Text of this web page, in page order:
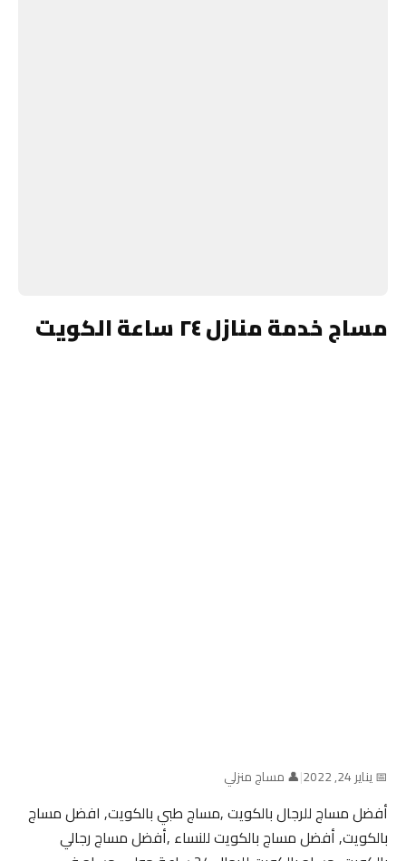
مساج خدمة منازل ٢٤ ساعة الكويت
📅 يناير 24, 2022 |👤 مساج منزلي
أفضل مساج للرجال بالكويت ,مساج طبي بالكويت, افضل مساج
بالكويت, أفضل مساج بالكويت للنساء ,أفضل مساج رجالي